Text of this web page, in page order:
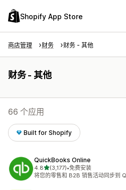
Shopify App Store
商店管理 财务 财务 - 其他
财务 - 其他
66 个应用
Built for Shopify
QuickBooks Online
4.8星（满分 5 星）
(3,177)
总共 3177 条评论
•免费安装
将您的零售和 B2B 销售活动同步到